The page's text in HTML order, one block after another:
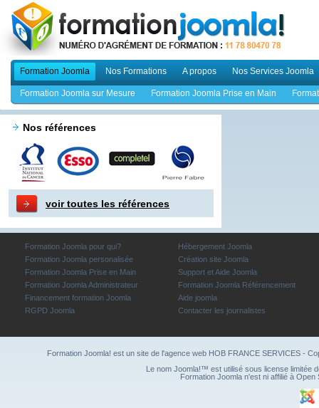
Formation Joomla
Formation Joomla sur Mesure Formation Joomla Prise en Main
Nos Formations A propos Nos Services Joomla
Nos références
voir toutes les références
Formation Joomla pour qui?
Formation Joomla personalisée
Formation Joomla Prise en Main
Formation Joomla Administrateur
Financement formation Joomla
RGPD Joomla
Hébergement Joomla
Création site Joomla
Support et Aide Joomla
Formation Joomla Référencement
Aide joomla
Contacter les journalistes
Formation Joomla! est un site de l'agence web HOB FRANCE SERVICES-
Le nom Joomla!™ est utilisé sous license limitée
Formation Joomla n'est ni affilié à